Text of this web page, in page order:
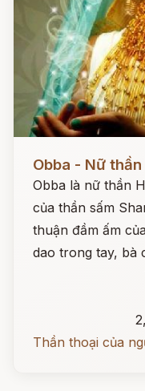
Obba - Nữ
Obba là nữ thần
của thần sấm
thuận đầm ấm
dao trong tay, bà
Thần thoại của